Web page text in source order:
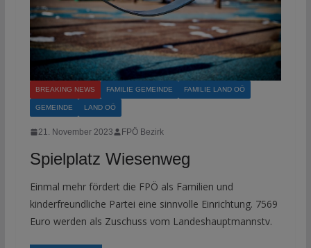
BREAKING NEWS FAMILIE GEMEINDE FAMILIE LAND OÖ
GEMEINDE LAND OÖ
21. November 2023 FPÖ Bezirk
Spielplatz Wiesenweg
Einmal mehr fördert die FPÖ als Familien und
kinderfreundliche Partei eine sinnvolle Einrichtung. 7569
Euro werden als Zuschuss vom Landeshauptmannstv.